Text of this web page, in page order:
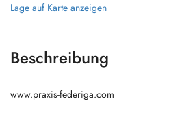
Lage auf Karte anzeigen
Beschreibung
www.praxis-federiga.com